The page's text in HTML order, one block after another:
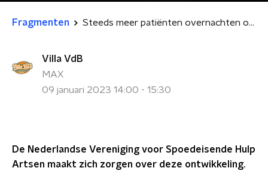
Fragmenten Steeds meer patiënten overnachten op spoedeisende hulp: 'Meer personeel helpt eigenlijk ook niet meer'
Villa VdB
MAX
09 januari 2023 14:00 - 15:30
De Nederlandse Vereniging voor Spoedeisende Hulp
Artsen maakt zich zorgen over deze ontwikkeling.